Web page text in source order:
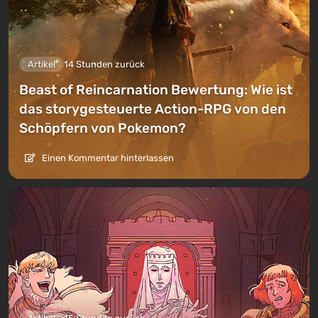
Boosted
PC
Difmark 87 Bewertungen Promo-Codes
Final Fantasy 14 Dawntrail DLC (PC) [Europe]
[Standard]
€32.01
-15% mit dem Promocode happysale
PC
Wyrel
Artikel 14 Stunden zurück
Beast of Reincarnation Bewertung: Wie ist
das storygesteuerte Action-RPG von den
Schöpfern von Pokemon?
Einen Kommentar hinterlassen